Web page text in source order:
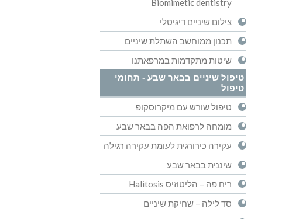
Biomimetic dentistry
צילום שיניים דיגיטלי
תכנון ממוחשב השתלת שיניים
שיטות מתקדמות במרפאתנו
טיפול שיניים בבאר שבע - תחומי
טיפול
טיפול שורש עם מיקרוסקופ
מומחה לרפואת הפה בבאר שבע
עקירה כירורגית לעומת עקירה רגילה
שיננית בבאר שבע
ריח פה – הליטוזיס Halitosis
סד לילה – שחיקת שיניים